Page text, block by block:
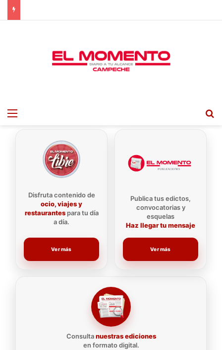
Menu
Disfruta contenido de
ocio, viajes y
restaurantespara tu día
a día.
Ver más
Consultanuestras ediciones
en formato digital.
Publica tus edictos,
convocatorias y
esquelas
Haz llegar tu mensaje
Ver más